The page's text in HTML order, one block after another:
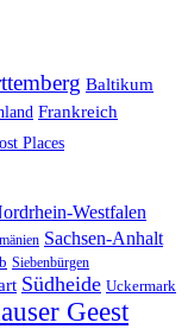
Baltikum
Frankreich
Places
Westfalen
Sachsen-Anhalt
Siebenbürgen
Südheide Uckermark
Geest